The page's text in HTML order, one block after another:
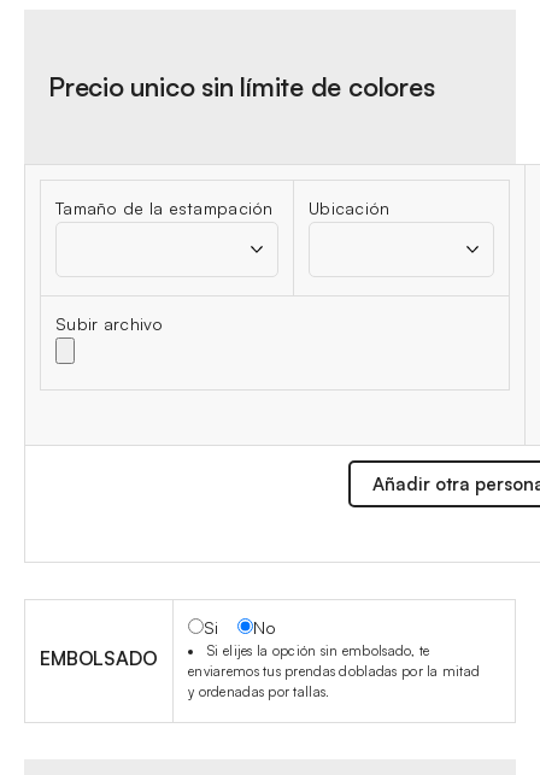
Precio unico sin límite de colores
Tamaño de la estampación Ubicación
Subir archivo
Añadir otra
EMBOLSADO
Si No
Si elijes la opción sin embolsado, te
enviaremos tus prendas dobladas por la mitad
y ordenadas por tallas.